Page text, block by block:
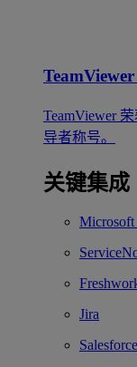
TeamViewer
导者称号。
关键集成
Microsoft
Jira
Salesforce